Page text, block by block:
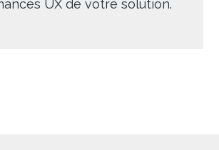
UX de votre solution.